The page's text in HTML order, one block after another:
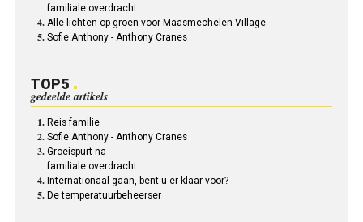
familiale overdracht
Alle lichten op groen voor Maasmechelen Village
Sofie Anthony - Anthony Cranes
TOP5
gedeelde artikels
Reis familie
Sofie Anthony - Anthony Cranes
Groeispurt na
familiale overdracht
Internationaal gaan, bent u er klaar voor?
De temperatuurbeheerser